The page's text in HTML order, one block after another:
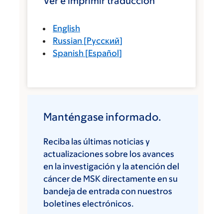
English
Russian [Русский]
Spanish [Español]
Manténgase informado.
Reciba las últimas noticias y
actualizaciones sobre los avances
en la investigación y la atención del
cáncer de MSK directamente en su
bandeja de entrada con nuestros
boletines electrónicos.